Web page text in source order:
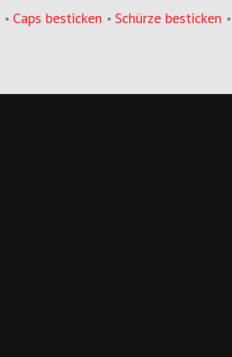
• Caps besticken • Schürze besticken •